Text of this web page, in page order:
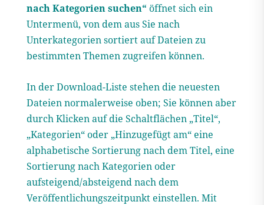
nach Kategorien suchen“ öffnet sich ein
Untermenü, von dem aus Sie nach
Unterkategorien sortiert auf Dateien zu
bestimmten Themen zugreifen können.
In der Download-Liste stehen die neuesten
Dateien normalerweise oben; Sie können aber
durch Klicken auf die Schaltflächen „Titel“,
„Kategorien“ oder „Hinzugefügt am“ eine
alphabetische Sortierung nach dem Titel, eine
Sortierung nach Kategorien oder
aufsteigend/absteigend nach dem
Veröffentlichungszeitpunkt einstellen. Mit